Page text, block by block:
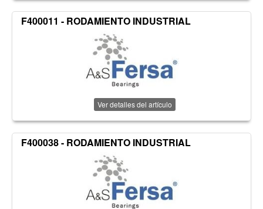
F400011 - RODAMIENTO INDUSTRIAL
Ver detalles del artículo
F400038 - RODAMIENTO INDUSTRIAL